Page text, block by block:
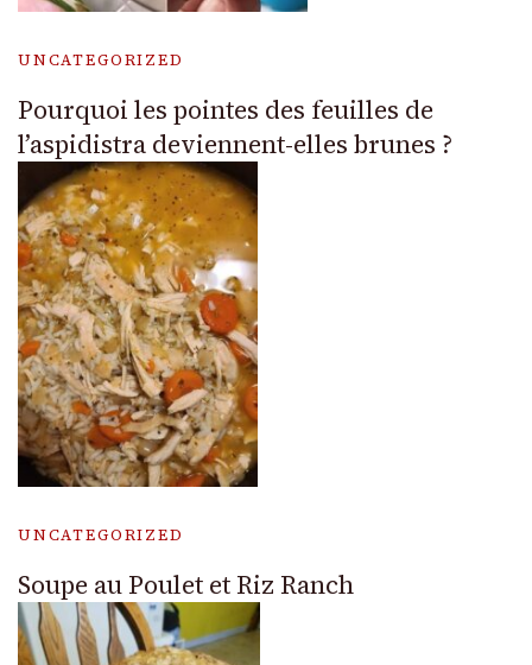
UNCATEGORIZED
Pourquoi les pointes des feuilles de
l’aspidistra deviennent-elles brunes ?
UNCATEGORIZED
Soupe au Poulet et Riz Ranch